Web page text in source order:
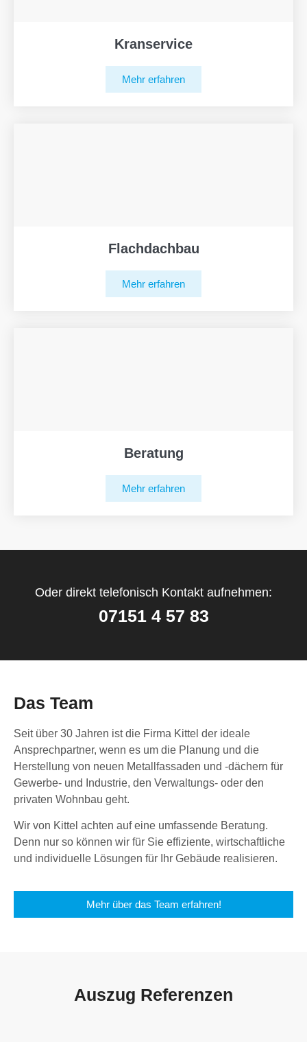
Kranservice
Mehr erfahren
Flachdachbau
Mehr erfahren
Beratung
Mehr erfahren
Oder direkt telefonisch Kontakt aufnehmen:
07151 4 57 83
Das Team
Seit über 30 Jahren ist die Firma Kittel der ideale
Ansprechpartner, wenn es um die Planung und die
Herstellung von neuen Metallfassaden und -dächern für
Gewerbe- und Industrie, den Verwaltungs- oder den
privaten Wohnbau geht.
Wir von Kittel achten auf eine umfassende Beratung.
Denn nur so können wir für Sie effiziente, wirtschaftliche
und individuelle Lösungen für Ihr Gebäude realisieren.
Mehr über das Team erfahren!
Auszug Referenzen